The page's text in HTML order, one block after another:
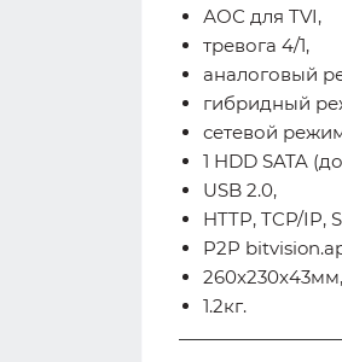
АОС для TVI,
тревога 4/1,
аналоговый
гибридный
сетевой
1 HDD SATA
USB 2.0,
HTTP, TCP/IP,
P2P
260x230x43мм,
1.2кг.